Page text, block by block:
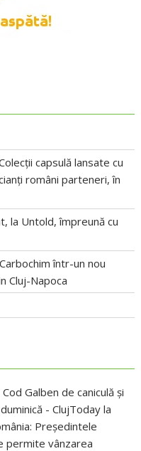
capsulă lansate cu
români parteneri, în
la Untold, împreună cu
într-un nou
Cluj-Napoca
Galben de caniculă și
- ClujToday la
Președintele
permite vânzarea